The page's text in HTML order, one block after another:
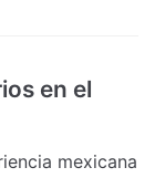
en el
mexicana